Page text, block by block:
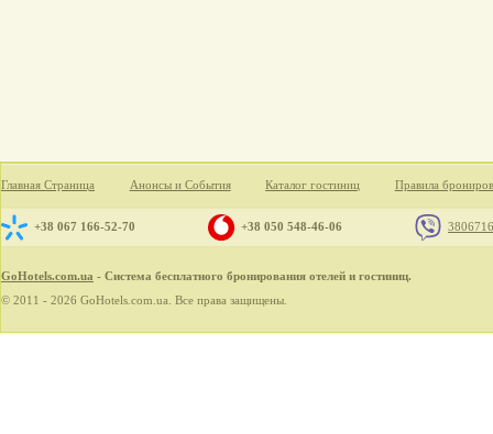
Главная Страница Анонсы и События Каталог гостиниц Правила
+38 067 166-52-70 +38 050 548-46-06
GoHotels.com.ua - Система бесплатного бронирования отелей и гостиниц.
© 2011 - 2026 GoHotels.com.ua. Все права защищены.